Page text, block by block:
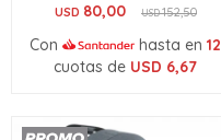
USD 80,00 USD152,50
Con hasta en 12
cuotas de USD 6,67